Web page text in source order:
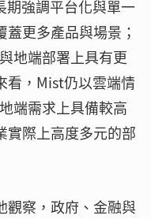
期強調平台化與單一
更多產品與場景；
地端部署上具有更
看，Mist仍以雲端情
端需求上具備較高
實際上高度多元的部
觀察，政府、金融與